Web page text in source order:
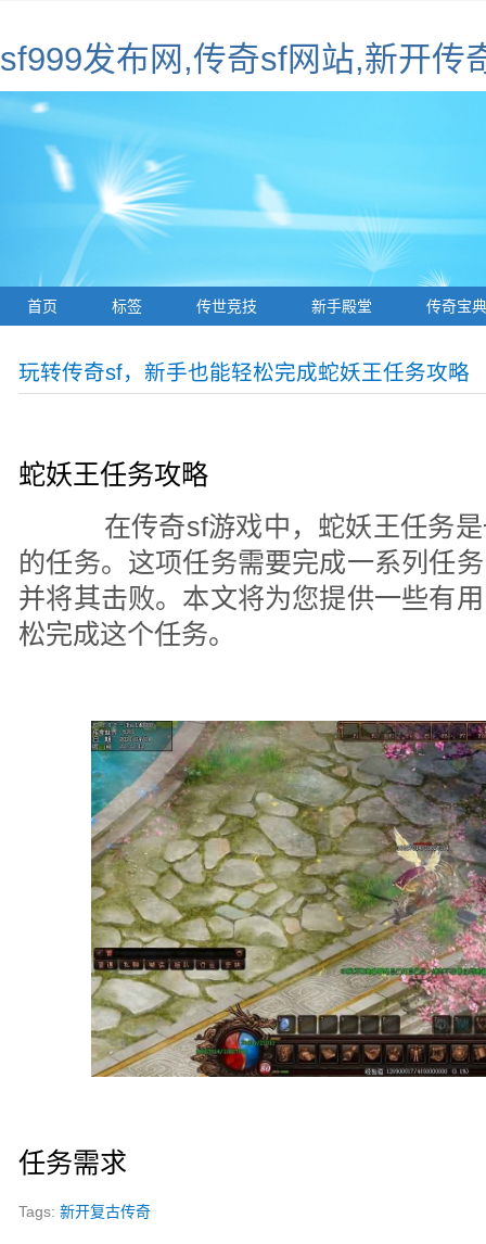
sf999发布网,传奇sf网站,新开传
首页 标签 传世竞技 新手殿堂 传奇宝典
玩转传奇sf，新手也能轻松完成蛇妖王任务攻略
蛇妖王任务攻略
在传奇sf游戏中，蛇妖王任务是
的任务。这项任务需要完成一系列任
并将其击败。本文将为您提供一些有
松完成这个任务。
任务需求
Tags:新开复古传奇